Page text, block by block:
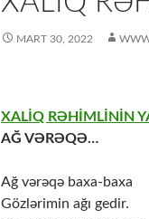
MART 30, 2022
XALİQ RƏHİMLİNİN
AĞ VƏRƏQƏ…
Ağ vərəqə baxa-baxa
Gözlərimin ağı gedir.